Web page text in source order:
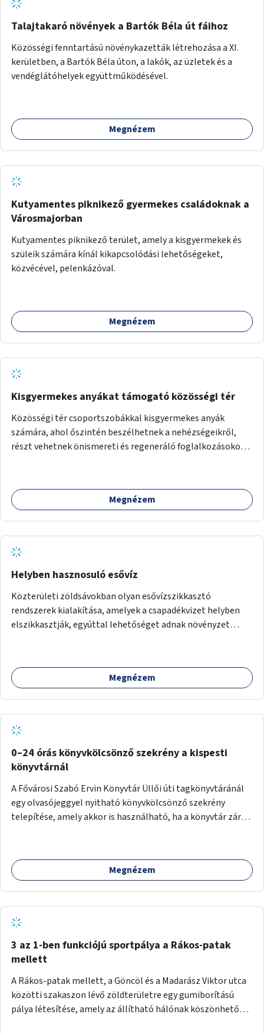
Talajtakaró növények a Bartók Béla út fáihoz
Közösségi fenntartású növénykazetták létrehozása a XI.
kerületben, a Bartók Béla úton, a lakók, az üzletek és a
vendéglátóhelyek együttműködésével.
Megnézem
Kutyamentes piknikező gyermekes családoknak a
Városmajorban
Kutyamentes piknikező terület, amely a kisgyermekek és
szüleik számára kínál kikapcsolódási lehetőségeket,
közvécével, pelenkázóval.
Megnézem
Kisgyermekes anyákat támogató közösségi tér
Közösségi tér csoportszobákkal kisgyermekes anyák
számára, ahol őszintén beszélhetnek a nehézségeikről,
részt vehetnek önismereti és regeneráló foglalkozásokon
Megnézem
Helyben hasznosuló esővíz
Közterületi zöldsávokban olyan esővízszikkasztó
rendszerek kialakítása, amelyek a csapadékvizet helyben
elszikkasztják, egyúttal lehetőséget adnak növényzet
Megnézem
0–24 órás könyvkölcsönző szekrény a kispesti
könyvtárnál
A Fővárosi Szabó Ervin Könyvtár Üllői úti tagkönyvtáránál
egy olvasójeggyel nyitható könyvkölcsönző szekrény
telepítése, amely akkor is használható, ha a könyvtár zárva
Megnézem
3 az 1-ben funkciójú sportpálya a Rákos-patak
mellett
A Rákos-patak mellett, a Göncöl és a Madarász Viktor utca
közötti szakaszon lévő zöldterületre egy gumiborítású
pálya létesítése, amely az állítható hálónak köszönhetően